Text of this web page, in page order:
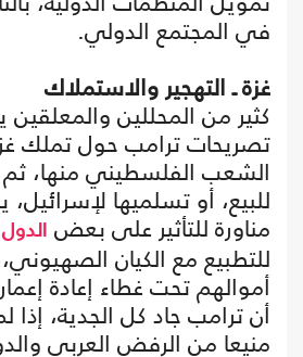
في المجتمع الدولي.
غزة ـ التهجير والاستملاك
كثير من المحللين والمعلقين
تصريحات ترامب حول تملك
الشعب الفلسطيني منها، ثم
للبيع، أو تسلميها
مناورة للتأثير على بعض
للتطبيع مع الكيان
أموالهم تحت غطاء إعادة
أن ترامب جاد كل الجدية، إذا
منيعا من الرفض العربي